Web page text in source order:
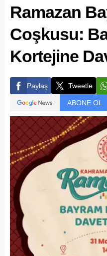
Ramazan
Coşkusu:
Kortejine
Paylaş Tweetle
ABONE OL